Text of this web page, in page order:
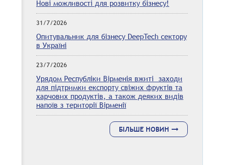
Нові можливості для розвитку бізнесу!
31/7/2026
Опитувальник для бізнесу DeepTech сектору
в Україні
23/7/2026
Урядом Республіки Вірменія вжиті заходи
для підтримки експорту свіжих фруктів та
харчових продуктів, а також деяких видів
напоїв з території Вірменії
БІЛЬШЕ НОВИН